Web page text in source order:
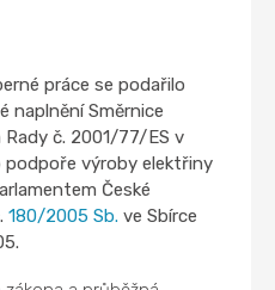
práce se podařilo
naplnění Směrnice
č. 2001/77/ES v
podpoře výroby elektřiny
České
180/2005 Sb. ve Sbírce